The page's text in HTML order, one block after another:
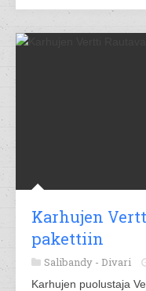
Karhujen
pakettiin
Salibandy - Divari
Karhujen puolustaja